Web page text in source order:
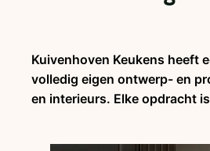
Kuivenhoven Keukens heeft
volledig eigen ontwerp- en
en interieurs. Elke opdracht